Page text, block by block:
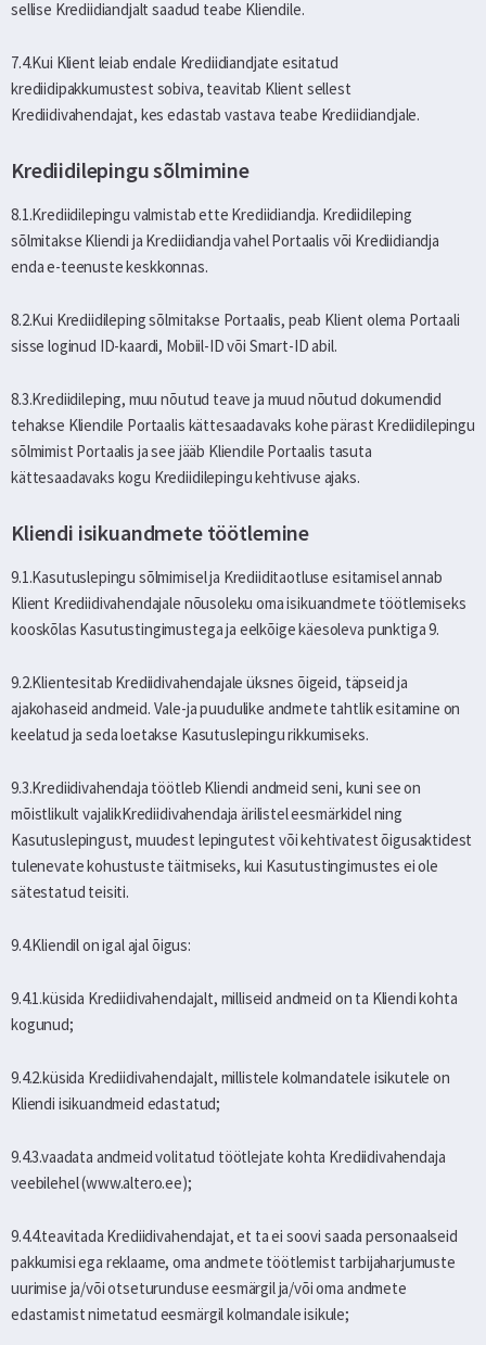
sellise Krediidiandjalt saadud teabe Kliendile.
7.4.Kui Klient leiab endale Krediidiandjate esitatud
krediidipakkumustest sobiva, teavitab Klient sellest
Krediidivahendajat, kes edastab vastava teabe Krediidiandjale.
Krediidilepingu sõlmimine
8.1.Krediidilepingu valmistab ette Krediidiandja. Krediidileping
sõlmitakse Kliendi ja Krediidiandja vahel Portaalis või Krediidiandja
enda e-teenuste keskkonnas.
8.2.Kui Krediidileping sõlmitakse Portaalis, peab Klient olema Portaali
sisse loginud ID-kaardi, Mobiil-ID või Smart-ID abil.
8.3.Krediidileping, muu nõutud teave ja muud nõutud dokumendid
tehakse Kliendile Portaalis kättesaadavaks kohe pärast Krediidilepingu
sõlmimist Portaalis ja see jääb Kliendile Portaalis tasuta
kättesaadavaks kogu Krediidilepingu kehtivuse ajaks.
Kliendi isikuandmete töötlemine
9.1.Kasutuslepingu sõlmimisel ja Krediiditaotluse esitamisel annab
Klient Krediidivahendajale nõusoleku oma isikuandmete töötlemiseks
kooskõlas Kasutustingimustega ja eelkõige käesoleva punktiga 9.
9.2.Klientesitab Krediidivahendajale üksnes õigeid, täpseid ja
ajakohaseid andmeid. Vale-ja puudulike andmete tahtlik esitamine on
keelatud ja seda loetakse Kasutuslepingu rikkumiseks.
9.3.Krediidivahendaja töötleb Kliendi andmeid seni, kuni see on
mõistlikult vajalikKrediidivahendaja ärilistel eesmärkidel ning
Kasutuslepingust, muudest lepingutest või kehtivatest õigusaktidest
tulenevate kohustuste täitmiseks, kui Kasutustingimustes ei ole
sätestatud teisiti.
9.4.Kliendil on igal ajal õigus:
9.4.1.küsida Krediidivahendajalt, milliseid andmeid on ta Kliendi kohta
kogunud;
9.4.2.küsida Krediidivahendajalt, millistele kolmandatele isikutele on
Kliendi isikuandmeid edastatud;
9.4.3.vaadata andmeid volitatud töötlejate kohta Krediidivahendaja
veebilehel (www.altero.ee);
9.4.4.teavitada Krediidivahendajat, et ta ei soovi saada personaalseid
pakkumisi ega reklaame, oma andmete töötlemist tarbijaharjumuste
uurimise ja/või otseturunduse eesmärgil ja/või oma andmete
edastamist nimetatud eesmärgil kolmandale isikule;